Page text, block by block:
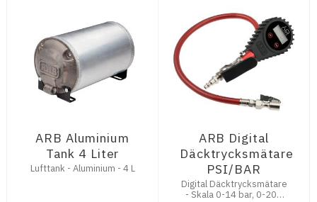
ARB Aluminium
Tank 4 Liter
Lufttank - Aluminium - 4 L
ARB Digital
Däcktrycksmätare
PSI/BAR
Digital Däcktrycksmätare
- Skala 0-14 bar, 0-200